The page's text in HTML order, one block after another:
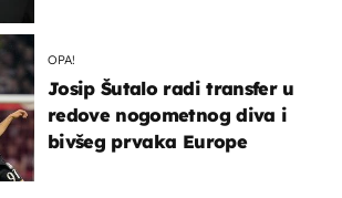
OPA!
Josip Šutalo radi transfer u
redove nogometnog diva i
bivšeg prvaka Europe